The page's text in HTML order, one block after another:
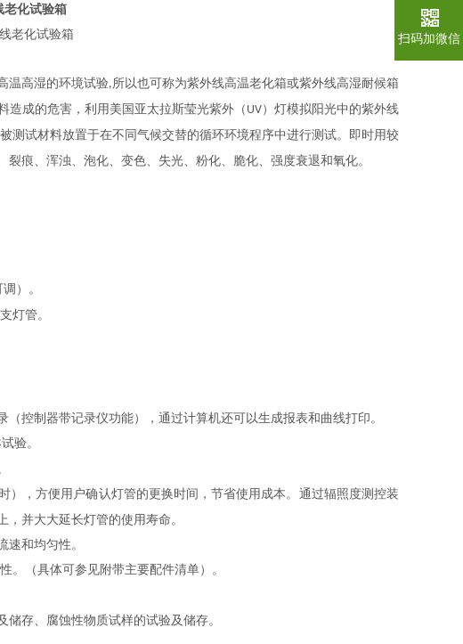
老化试验箱
温高湿的环境试验,所以也可称为紫外线高温老化箱或紫外线高湿耐候箱
造成的危害，利用美国亚太拉斯莹光紫外（ UV）灯模拟阳光中的紫外线
测试材料放置于在不同气候交替的循环环境程序中进行测试。即时用较
痕、浑浊、泡化、变色、失光、粉化、脆化、强度衰退和氧化。
）。
支灯管。
控制器带记录仪功能），通过计算机还可以生成报表和曲线打印。
验。
），方便用户确认灯管的更换时间，节省使用成本。通过辐照度测控装
并大大延长灯管的使用寿命。
和均匀性。
。（具体可参见附带主要配件清单）。
存、腐蚀性物质试样的试验及储存。
扫码加微信